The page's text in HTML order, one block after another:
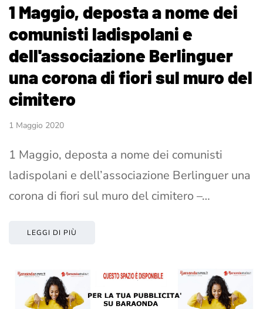
1 Maggio, deposta a nome dei
comunisti ladispolani e
dell'associazione Berlinguer
una corona di fiori sul muro del
cimitero
1 Maggio 2020
1 Maggio, deposta a nome dei comunisti
ladispolani e dell’associazione Berlinguer una
corona di fiori sul muro del cimitero –…
LEGGI DI PIÙ